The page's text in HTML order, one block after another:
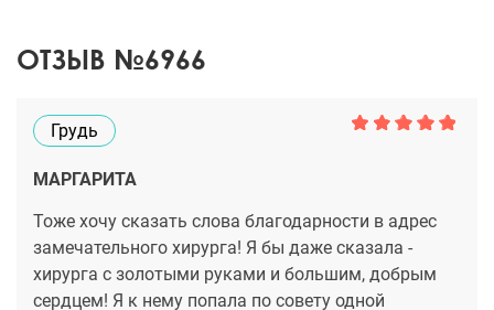
ОТЗЫВ №6966
Грудь
МАРГАРИТА
Тоже хочу сказать слова благодарности в адрес
замечательного хирурга! Я бы даже сказала -
хирурга с золотыми руками и большим, добрым
сердцем! Я к нему попала по совету одной